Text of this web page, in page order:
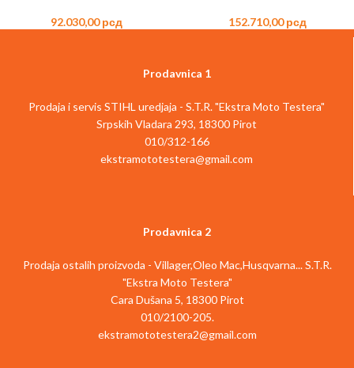
92.030,00рсд 152.710,00рсд
Prodavnica 1
Prodaja i servis STIHL uredjaja - S.T.R. "Ekstra Moto Testera"
Srpskih Vladara 293, 18300 Pirot
010/312-166
ekstramototestera@gmail.com
Prodavnica 2
Prodaja ostalih proizvoda - Villager,Oleo Mac,Husqvarna... S.T.R.
"Ekstra Moto Testera"
Cara Dušana 5, 18300 Pirot
010/2100-205.
ekstramototestera2@gmail.com